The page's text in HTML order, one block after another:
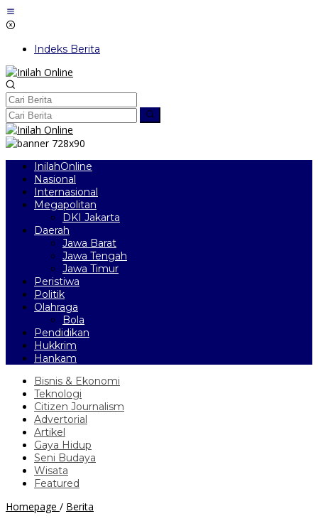
Lewati
ke
Indeks Berita
InilahOnline
Nasional
Internasional
Megapolitan
DKI Jakarta
Daerah
Jawa Barat
Jawa Tengah
Jawa Timur
Peristiwa
Politik
Olahraga
Bola
Pendidikan
Hukkrim
Hankam
Bisnis & Ekonomi
Teknologi
Citizen Journalism
Advertorial
Artikel
Gaya Hidup
Seni Budaya
Wisata
Featured
Homepage / Berita